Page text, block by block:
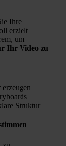
Ihre
erzielt
um
Ihr Video zu
Struktur